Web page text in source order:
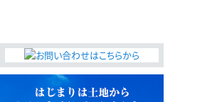
メールでお問合せ 無料査定
プライバシーポリシー